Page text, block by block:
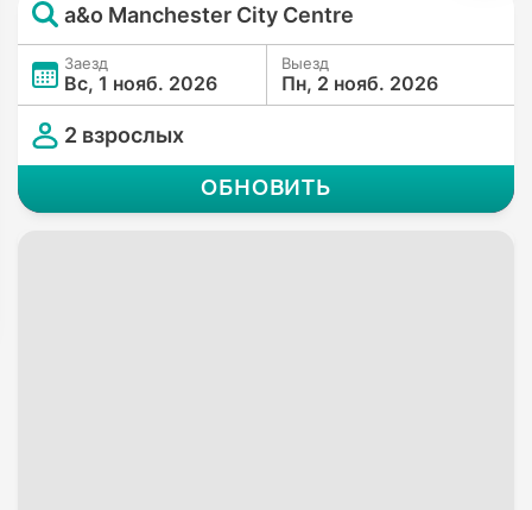
a&o Manchester City Centre
Заезд
Вс, 1 нояб. 2026
Выезд
Пн, 2 нояб. 2026
2 взрослых
ОБНОВИТЬ